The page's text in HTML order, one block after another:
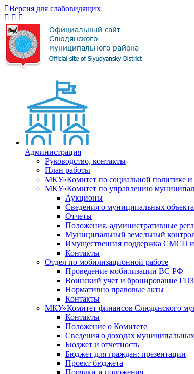
Версия для слабовидящих
Администрация
Руководство, контакты
План работы
МКУ«Комитет по социальной политике и
МКУ«Комитет по управлению
Аукционы
Сведения о муниципальных
Отчеты
Положения, административные
Муниципальный земельный
Имущественная поддержка СМСП и
Контакты
Отдел по мобилизационной работе
Проведение мобилизации ВС РФ
Воинский учет и бронирование ГПЗ
Нормативно правовые акты
Контакты
МКУ«Комитет финансов Слюдянского
Контакты
Положение о Комитете
Сведения о доходах
Бюджет и отчетность
Бюджет для граждан: презентации
Проект бюджета
Порядки и положения